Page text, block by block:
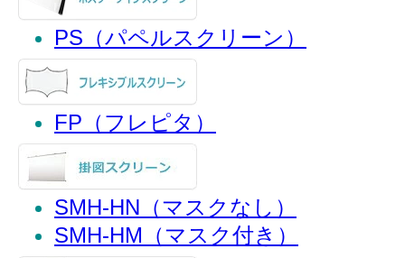
PS（パペルスクリーン）
FP（フレピタ）
SMH-HN（マスクなし）
SMH-HM（マスク付き）